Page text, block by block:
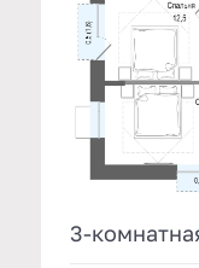
3-